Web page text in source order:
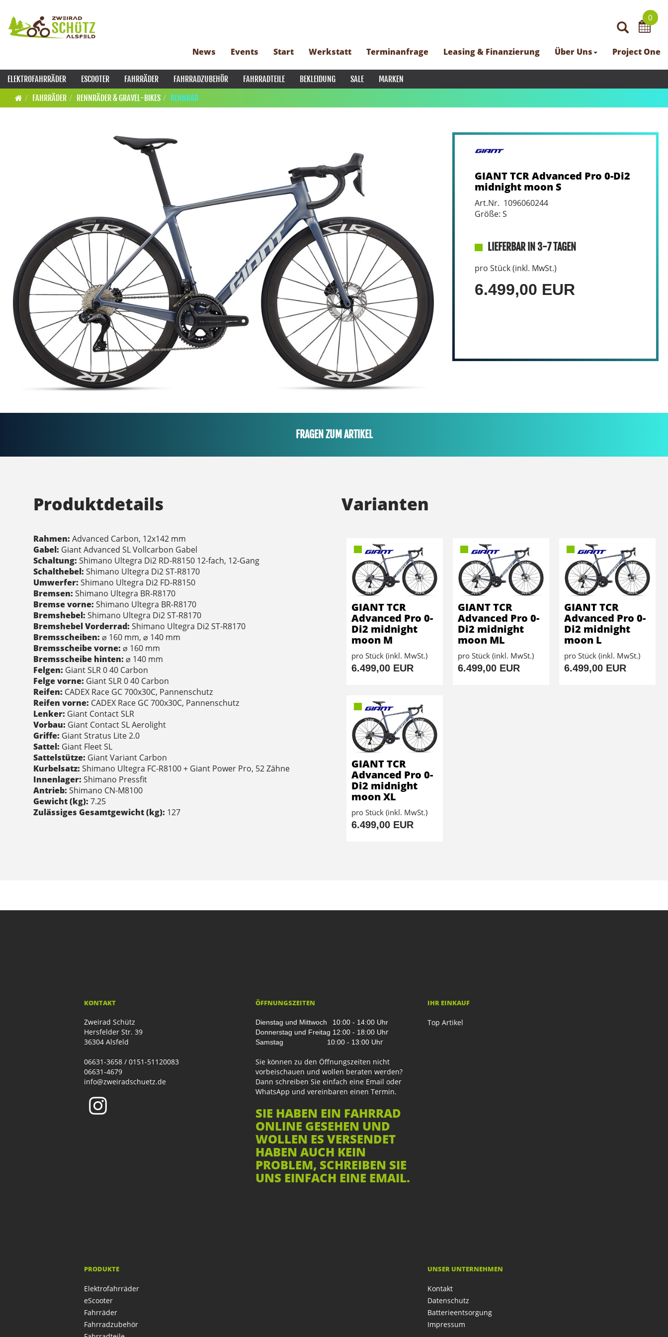
0
News Events Start Werkstatt Terminanfrage Leasing & Finanzierung Über Uns Project One
ELEKTROFAHRRÄDER ESCOOTER FAHRRÄDER FAHRRADZUBEHÖR FAHRRADTEILE BEKLEIDUNG SALE
MARKEN
FAHRRÄDER
RENNRÄDER & GRAVEL-BIKES RENNRAD
GIANT TCR Advanced Pro 0-Di2
midnight moon S
Art.Nr. 1096060244
Größe: S
LIEFERBAR IN 3-7 TAGEN
pro Stück (inkl. MwSt.)
6.499,00 EUR
FRAGEN ZUM ARTIKEL
Produktdetails
Rahmen: Advanced Carbon, 12x142 mm
Gabel: Giant Advanced SL Vollcarbon Gabel
Schaltung: Shimano Ultegra Di2 RD-R8150 12-fach, 12-Gang
Schalthebel: Shimano Ultegra Di2 ST-R8170
Umwerfer: Shimano Ultegra Di2 FD-R8150
Bremsen: Shimano Ultegra BR-R8170
Bremse vorne: Shimano Ultegra BR-R8170
Bremshebel: Shimano Ultegra Di2 ST-R8170
Bremshebel Vorderrad: Shimano Ultegra Di2 ST-R8170
Bremsscheiben: ⌀ 160 mm, ⌀ 140 mm
Bremsscheibe vorne: ⌀ 160 mm
Bremsscheibe hinten: ⌀ 140 mm
Felgen: Giant SLR 0 40 Carbon
Felge vorne: Giant SLR 0 40 Carbon
Reifen: CADEX Race GC 700x30C, Pannenschutz
Reifen vorne: CADEX Race GC 700x30C, Pannenschutz
Lenker: Giant Contact SLR
Vorbau: Giant Contact SL Aerolight
Griffe: Giant Stratus Lite 2.0
Sattel: Giant Fleet SL
Sattelstütze: Giant Variant Carbon
Kurbelsatz: Shimano Ultegra FC-R8100 + Giant Power Pro, 52 Zähne
Innenlager: Shimano Pressfit
Antrieb: Shimano CN-M8100
Gewicht (kg): 7.25
Zulässiges Gesamtgewicht (kg): 127
Varianten
GIANT TCR
Advanced Pro 0-
Di2 midnight
moon M
pro Stück (inkl. MwSt.)
6.499,00 EUR
GIANT TCR
Advanced Pro 0-
Di2 midnight
moon ML
pro Stück (inkl. MwSt.)
6.499,00 EUR
GIANT TCR
Advanced Pro 0-
Di2 midnight
moon L
pro Stück (inkl. MwSt.)
6.499,00 EUR
GIANT TCR
Advanced Pro 0-
Di2 midnight
moon XL
pro Stück (inkl. MwSt.)
6.499,00 EUR
KONTAKT
Zweirad Schütz
Hersfelder Str. 39
36304 Alsfeld
06631-3658 / 0151-51120083
06631-4679
info@zweiradschuetz.de
ÖFFNUNGSZEITEN
Dienstag und Mittwoch
10:00 - 14:00 Uhr
Donnerstag und Freitag 12:00 - 18:00 Uhr
Samstag 10:00 - 13:00 Uhr
Sie können zu den Öffnungszeiten nicht
vorbeischauen und wollen beraten werden?
Dann schreiben Sie einfach eine Email oder
WhatsApp und vereinbaren einen Termin.
SIE HABEN EIN FAHRRAD
ONLINE GESEHEN UND
WOLLEN ES VERSENDET
HABEN AUCH KEIN
PROBLEM, SCHREIBEN SIE
UNS EINFACH EINE EMAIL.
IHR EINKAUF
Top Artikel
PRODUKTE
Elektrofahrräder
eScooter
Fahrräder
Fahrradzubehör
UNSER UNTERNEHMEN
Kontakt
Datenschutz
Batterieentsorgung
Impressum